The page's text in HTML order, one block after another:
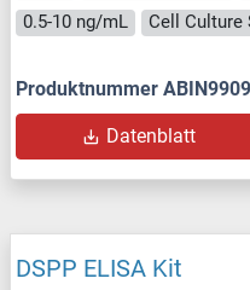
0.5-10 ng/mL
Produktnummer
Datenblatt
DSPP ELISA Kit